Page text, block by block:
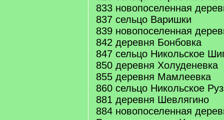
833 новопоселенная
837 сельцо Варишки
839 новопоселенная
842 деревня Бонбовка
847 сельцо Никольское
850 деревня Холуденевка
855 деревня Мамлеевка
860 сельцо Никольское
881 деревня Шевлягино
884 новопоселенная